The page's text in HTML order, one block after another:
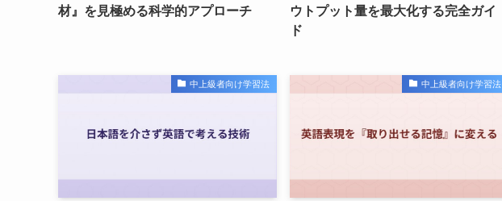
材』を見極める科学的アプローチ
ウトプット量を最大化する完全ガイ
ド
中上級者向け学習法 中上級者向け学習法